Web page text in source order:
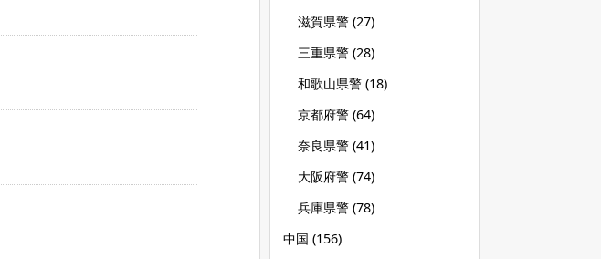
滋賀県警 (27)
三重県警 (28)
和歌山県警 (18)
京都府警 (64)
奈良県警 (41)
大阪府警 (74)
兵庫県警 (78)
中国 (156)